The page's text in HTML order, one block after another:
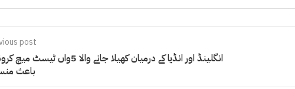
post
انگلینڈ اور انڈیا کے درمیان کھیلا جانے والا 5واں
باعث